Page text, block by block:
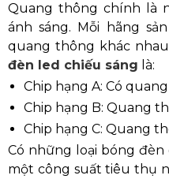
Quang thông chính là
ánh sáng. Mỗi hãng
quang thông khác
đèn led chiếu sáng là:
Chip hạng A: Có
Chip hạng B: Quang
Chip hạng C: Quang
Có những loại bóng
một công suất tiêu thụ